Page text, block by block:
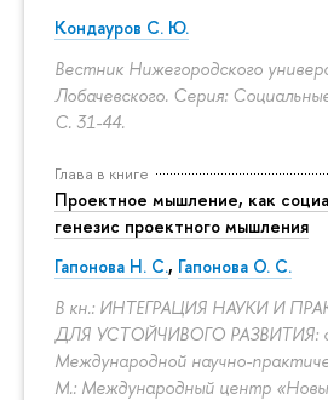
Кондауров С. Ю.
Вестник Нижегородского
Лобачевского. Серия:
С. 31-44.
Глава в книге
Проектное мышление, как
генезис проектного мышления
Гапонова Н. С., Гапонова О. С.
В кн.: ИНТЕГРАЦИЯ НАУКИ И
ДЛЯ УСТОЙЧИВОГО РАЗВИТИЯ:
Международной научно-
М.: Международный центр